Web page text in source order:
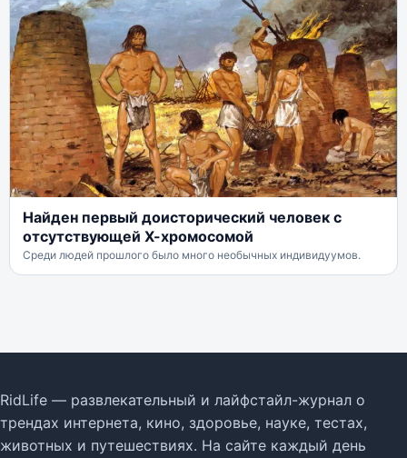
Найден первый доисторический человек с
отсутствующей Х-хромосомой
Среди людей прошлого было много необычных индивидуумов.
RidLife — развлекательный и лайфстайл-журнал о
трендах интернета, кино, здоровье, науке, тестах,
животных и путешествиях. На сайте каждый день